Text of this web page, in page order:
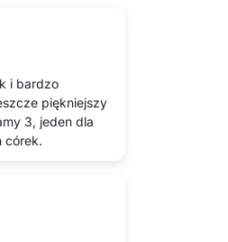
i bardzo
piękniejszy
3, jeden dla
córek.